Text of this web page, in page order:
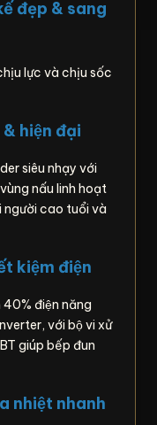
đẹp & sang
lực và chịu sốc
hiện đại
siêu nhạy với
nấu linh hoạt
cao tuổi và
kiệm điện
điện năng
với bộ vi xử
giúp bếp đun
nhiệt nhanh